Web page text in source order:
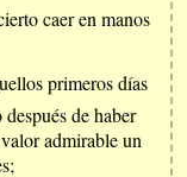
caer en manos
primeros días
de haber
admirable un